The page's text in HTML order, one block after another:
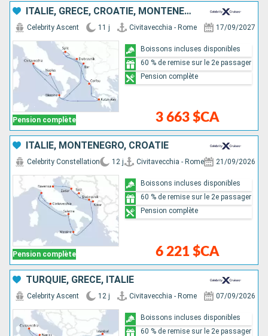
ITALIE, GRÈCE, CROATIE, MONTÉNÉGRO
Pension complète
Celebrity Ascent 11 j Civitavecchia - Rome 17/09/2027
3 663 $CA
Boissons incluses disponibles
60 % de remise sur le 2e passager
Pension complète
ITALIE, MONTÉNÉGRO, CROATIE
Pension complète
Celebrity Constellation 12 j Civitavecchia - Rome 21/09/2026
6 221 $CA
Boissons incluses disponibles
60 % de remise sur le 2e passager
Pension complète
TURQUIE, GRÈCE, ITALIE
Celebrity Ascent 12 j Civitavecchia - Rome 07/09/2026
Boissons incluses disponibles
60 % de remise sur le 2e passager